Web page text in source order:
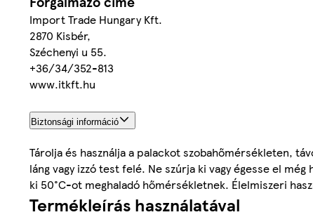
Import Trade Hungary Kft.
2870 Kisbér,
Széchenyi u 55.
+36/34/352-813
www.itkft.hu
Biztonsági információ
Tárolja és használja a palackot szobahőmérsékleten,
láng vagy izzó test felé. Ne szúrja ki vagy égesse el
ki 50°C-ot meghaladó hőmérsékletnek. Élelmiszeri
Termékleírás használatával